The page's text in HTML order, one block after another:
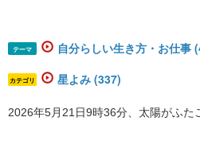
テーマ 自分らしい生き方・お仕事
カテゴリ 星よみ (337)
2026年5月21日9時36分、太陽がふた